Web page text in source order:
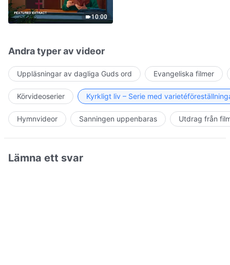
10:00
Andra typer av videor
Uppläsningar av dagliga Guds ord Evangeliska filmer
Körvideoserier Kyrkligt liv – Serie med
Hymnvideor Sanningen uppenbaras Utdrag från
Lämna ett svar